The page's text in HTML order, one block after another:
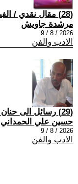
(28) مقال نقدي / الفينومين /
مرشدة جاويش
2026 / 8 / 9
الادب والفن
(29) رسائل الى حنان في الزمن الصعب (1)
حسين علي الحمداني
2026 / 8 / 9
الادب والفن